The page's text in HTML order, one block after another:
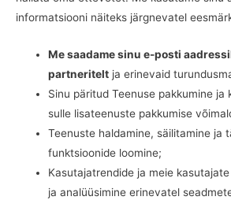
informatsiooni näiteks järgnevatel
Me saadame sinu e-posti
partneritelt ja erinevaid
Sinu päritud Teenuse pakkumine ja
sulle lisateenuste pakkumise
Teenuste haldamine, säilitamine ja
funktsioonide loomine;
Kasutajatrendide ja meie
ja analüüsimine erinevatel